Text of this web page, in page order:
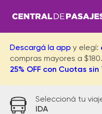
Descargá la app y elegí:
compras mayores a
25% OFF con Cuotas
Seleccioná tu
IDA